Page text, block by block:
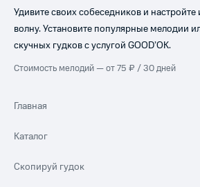
Удивите своих собеседников и
волну. Установите популярные мелодии
скучных гудков с услугой GOOD’OK.
Стоимость мелодий — от 75 ₽ / 30 дней
Главная
Каталог
Скопируй гудок